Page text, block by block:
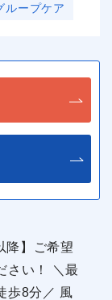
ループケア
降】ご希望
さい！ ＼最
歩8分／ 風